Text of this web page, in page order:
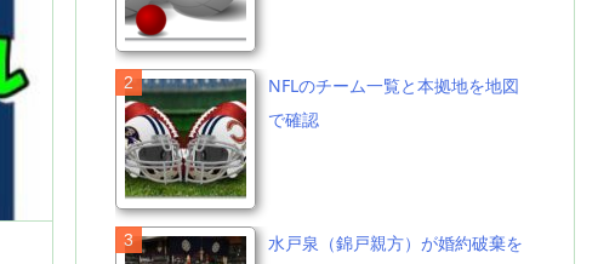
NFLのチーム一覧と本拠地を地図
で確認
水戸泉（錦戸親方）が婚約破棄を